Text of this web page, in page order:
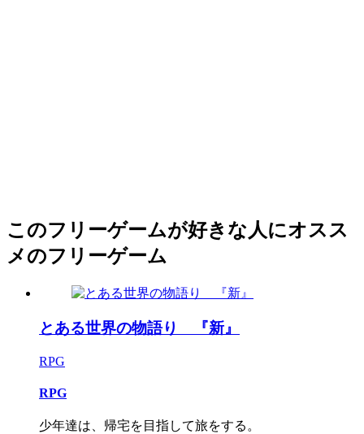
このフリーゲームが好きな人にオスス
メのフリーゲーム
とある世界の物語り 『新』
RPG
RPG
少年達は、帰宅を目指して旅をする。